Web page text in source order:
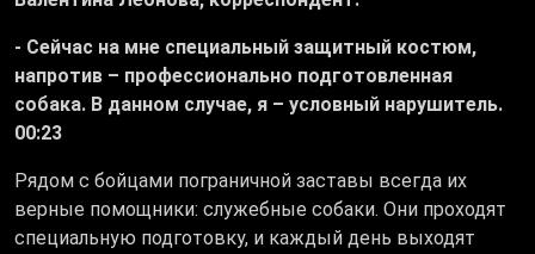
- Сейчас на мне специальный защитный костюм,
напротив – профессионально подготовленная
собака. В данном случае, я – условный нарушитель.
00:23
Рядом с бойцами пограничной заставы всегда их
верные помощники: служебные собаки. Они проходят
специальную подготовку, и каждый день выходят